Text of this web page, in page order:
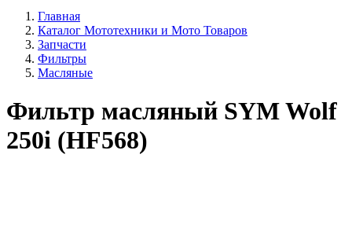
Главная
Каталог Мототехники и Мото Товаров
Запчасти
Фильтры
Масляные
Фильтр масляный SYM Wolf
250i (HF568)